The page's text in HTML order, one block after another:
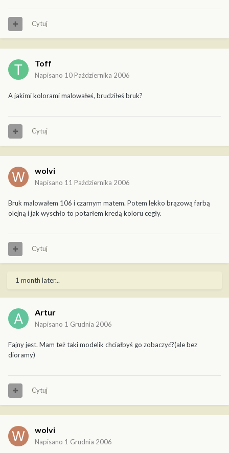
Cytuj
Toff
Napisano 10 Października 2006
A jakimi kolorami malowałeś, brudziłeś bruk?
Cytuj
wolvi
Napisano 11 Października 2006
Bruk malowałem 106 i czarnym matem. Potem lekko brązową farbą
olejną i jak wyschło to potarłem kredą koloru cegły.
Cytuj
1 month later...
Artur
Napisano 1 Grudnia 2006
Fajny jest. Mam też taki modelik chciałbyś go zobaczyć?(ale bez
dioramy)
Cytuj
wolvi
Napisano 1 Grudnia 2006